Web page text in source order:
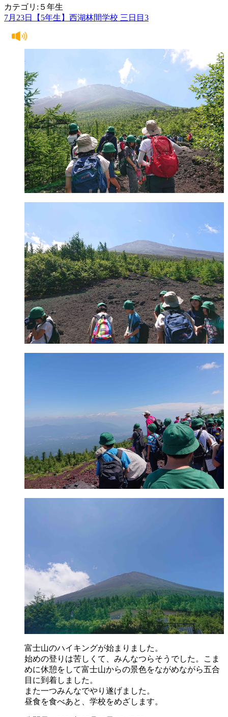
カテゴリ:５年生
7月23日【5年生】西湖林間学校 三日目3
富士山のハイキングが始まりました。
始めの登りは苦しくて、みんなつらそうでした。こま
めに休憩をして富士山からの景色をながめながら五合
目に到着しました。
また一つみんなでやり遂げました。
昼食を食べあと、学校をめざします。